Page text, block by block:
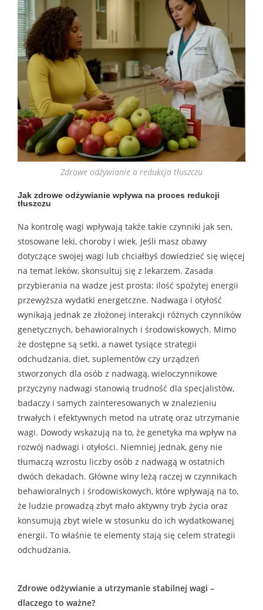
Zdrowe odżywianie a redukcja tłuszczu
Jak zdrowe odżywianie wpływa na proces redukcji
tłuszczu
Na kontrolę wagi wpływają także takie czynniki jak sen,
stosowane leki, choroby i wiek. Jeśli masz obawy
dotyczące swojej wagi lub chciałbyś dowiedzieć się więcej
na temat leków, skonsultuj się z lekarzem. Zasada
przybierania na wadze jest prosta: ilość spożytej energii
przewyższa wydatki energetczne. Nadwaga i otyłość
wynikają jednak ze złożonej interakcji różnych czynników
genetycznych, behawioralnych i środowiskowych. Mimo
że dostępne są setki, a nawet tysiące strategii
odchudzania, diet, suplementów czy urządzeń
stworzonych dla osób z nadwagą, wieloczynnikowe
przyczyny nadwagi stanowią trudność dla specjalistów,
badaczy i samych zainteresowanych w znalezieniu
trwałych i efektywnych metod na utratę oraz utrzymanie
wagi. Dowody wskazują na to, że genetyka ma wpływ na
rozwój nadwagi i otyłości. Niemniej jednak, geny nie
tłumaczą wzrostu liczby osób z nadwagą w ostatnich
dwóch dekadach. Główne winy leżą raczej w czynnikach
behawioralnych i środowiskowych, które wpływają na to,
że ludzie prowadzą zbyt mało aktywny tryb życia oraz
konsumują zbyt wiele w stosunku do ich wydatkowanej
energii. To właśnie te elementy stają się celem strategii
odchudzania.
Zdrowe odżywianie a utrzymanie stabilnej wagi –
dlaczego to ważne?